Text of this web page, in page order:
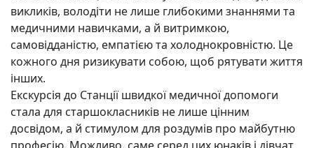
викликів, володіти не лише глибокими знаннями та
медичними навичками, а й витримкою,
самовідданістю, емпатією та холоднокровністю. Це
кожного дня ризикувати собою, щоб рятувати життя
інших.
Екскурсія до Станції швидкої медичної допомоги
стала для старшокласників не лише цінним
досвідом, а й стимулом для роздумів про майбутню
професію. Можливо, саме серед цих юнаків і дівчат